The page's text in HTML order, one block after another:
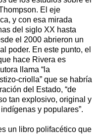
El eje
y con esa mirada
del siglo XX hasta
el 2000 abrieron un
poder. En este punto, el
hace Rivera es
llama “la
criolla” que se habría
del Estado, “de
tan explosivo, original y
y populares”.
un libro polifacético que